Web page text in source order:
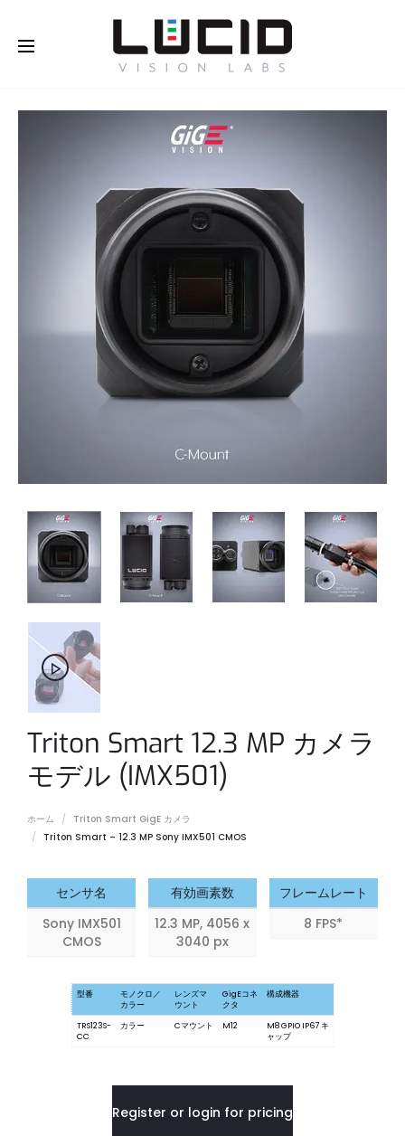
Triton Smart 12.3 MP カメラ
モデル (IMX501)
ホーム
Triton Smart GigE カメラ
Triton Smart – 12.3 MP Sony IMX501 CMOS
センサ名
Sony IMX501
CMOS
有効画素数
12.3 MP, 4056 x
3040 px
フレームレート
8 FPS*
型番
モノクロ／
カラー
レンズマ
ウント
GigEコネ
クタ
構成機器
TRS123S-
CC
カラー Cマウント M12
M8 GPIO IP67 キ
ャップ
Register or login for pricing